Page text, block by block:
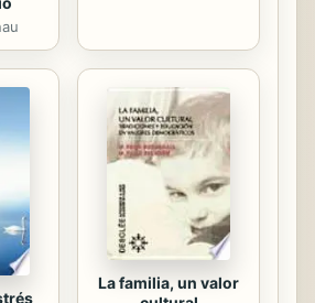
La familia, un valor